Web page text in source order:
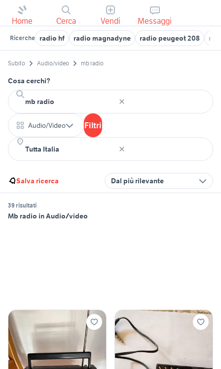
Home Cerca Vendi Messaggi
Ricerche radio hf radio magnadyne radio peugeot 208
Subito Audio/video mb radio
Cosa cerchi?
Audio/Video Filtri
Salva ricerca Dal più rilevante
39 risultati
Mb radio in Audio/video